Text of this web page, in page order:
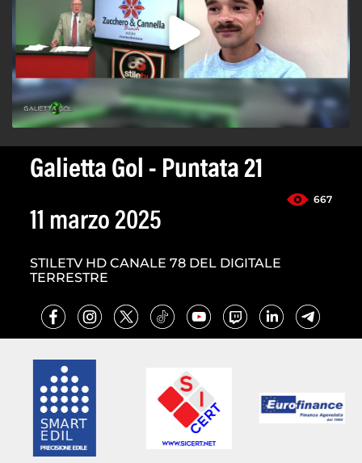
Galietta Gol - Puntata 21
667
11 marzo 2025
STILETV HD CANALE 78 DEL DIGITALE
TERRESTRE